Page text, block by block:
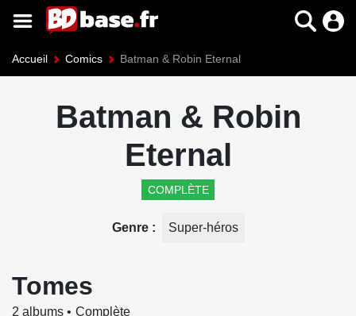
Accueil Comics Batman & Robin Eternal
Batman & Robin
Eternal
COMPLÈTE
Genre Super-héros
Tomes
2 albums
Complète